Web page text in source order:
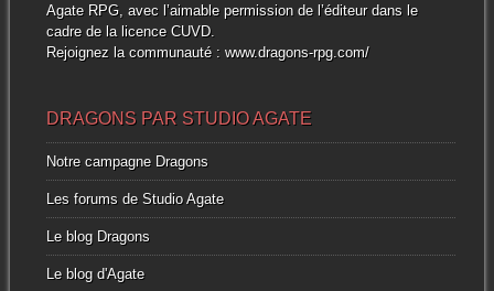
Agate RPG, avec l’aimable permission de l’éditeur dans le
cadre de la licence CUVD.
Rejoignez la communauté : www.dragons-rpg.com/
DRAGONS PAR STUDIO AGATE
Notre campagne Dragons
Les forums de Studio Agate
Le blog Dragons
Le blog d'Agate